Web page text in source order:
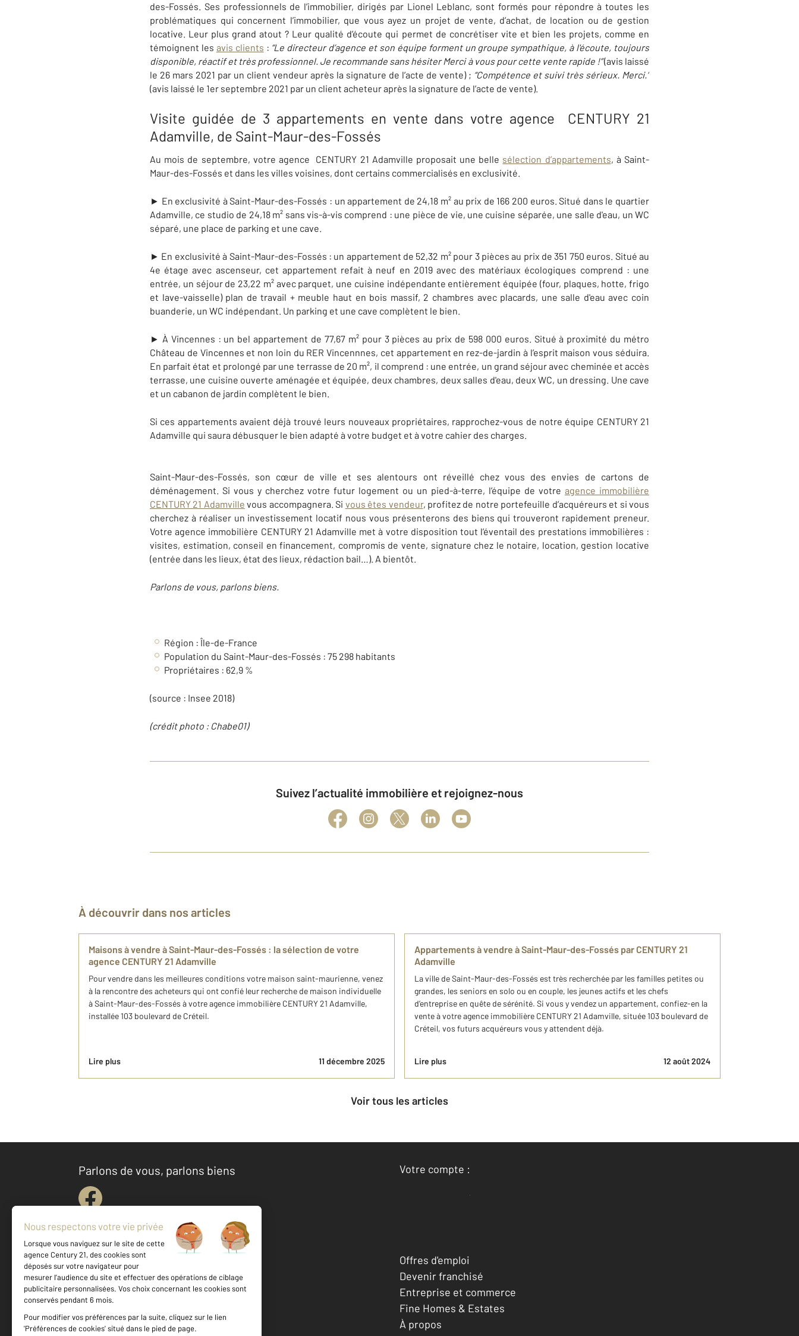
des-Fossés. Ses professionnels de l’immobilier, dirigés par Lionel Leblanc, sont formés pour répondre à toutes les
problématiques qui concernent l’immobilier, que vous ayez un projet de vente, d’achat, de location ou de gestion
locative. Leur plus grand atout ? Leur qualité d’écoute qui permet de concrétiser vite et bien les projets, comme en
témoignent les avis clients : “Le directeur d’agence et son équipe forment un groupe sympathique, à l'écoute, toujours
disponible, réactif et très professionnel. Je recommande sans hésiter Merci à vous pour cette vente rapide !”(avis laissé
le 26 mars 2021 par un client vendeur après la signature de l’acte de vente) ; “Compétence et suivi très sérieux. Merci.”
(avis laissé le 1er septembre 2021 par un client acheteur après la signature de l’acte de vente).
Visite guidée de 3 appartements en vente dans votre agence CENTURY 21
Adamville, de Saint-Maur-des-Fossés
Au mois de septembre, votre agence CENTURY 21 Adamville proposait une belle sélection d’appartements, à Saint-
Maur-des-Fossés et dans les villes voisines, dont certains commercialisés en exclusivité.
► En exclusivité à Saint-Maur-des-Fossés : un appartement de 24,18 m² au prix de 166 200 euros. Situé dans le quartier
Adamville, ce studio de 24,18 m² sans vis-à-vis comprend : une pièce de vie, une cuisine séparée, une salle d'eau, un WC
séparé, une place de parking et une cave.
► En exclusivité à Saint-Maur-des-Fossés : un appartement de 52,32 m² pour 3 pièces au prix de 351 750 euros. Situé au
4e étage avec ascenseur, cet appartement refait à neuf en 2019 avec des matériaux écologiques comprend : une
entrée, un séjour de 23,22 m² avec parquet, une cuisine indépendante entièrement équipée (four, plaques, hotte, frigo
et lave-vaisselle) plan de travail + meuble haut en bois massif, 2 chambres avec placards, une salle d'eau avec coin
buanderie, un WC indépendant. Un parking et une cave complètent le bien.
► À Vincennes : un bel appartement de 77,67 m² pour 3 pièces au prix de 598 000 euros. Situé à proximité du métro
Château de Vincennes et non loin du RER Vincennnes, cet appartement en rez-de-jardin à l’esprit maison vous séduira.
En parfait état et prolongé par une terrasse de 20 m², il comprend : une entrée, un grand séjour avec cheminée et accès
terrasse, une cuisine ouverte aménagée et équipée, deux chambres, deux salles d'eau, deux WC, un dressing. Une cave
et un cabanon de jardin complètent le bien.
Si ces appartements avaient déjà trouvé leurs nouveaux propriétaires, rapprochez-vous de notre équipe CENTURY 21
Adamville qui saura débusquer le bien adapté à votre budget et à votre cahier des charges.
Saint-Maur-des-Fossés, son cœur de ville et ses alentours ont réveillé chez vous des envies de cartons de
déménagement. Si vous y cherchez votre futur logement ou un pied-à-terre, l’équipe de votre agence immobilière
CENTURY 21 Adamville vous accompagnera. Si vous êtes vendeur, profitez de notre portefeuille d’acquéreurs et si vous
cherchez à réaliser un investissement locatif nous vous présenterons des biens qui trouveront rapidement preneur.
Votre agence immobilière CENTURY 21 Adamville met à votre disposition tout l’éventail des prestations immobilières :
visites, estimation, conseil en financement, compromis de vente, signature chez le notaire, location, gestion locative
(entrée dans les lieux, état des lieux, rédaction bail…). A bientôt.
Parlons de vous, parlons biens.
Région : Île-de-France
Population du Saint-Maur-des-Fossés : 75 298 habitants
Propriétaires : 62,9 %
(source : Insee 2018)
(crédit photo : Chabe01)
Suivez l’actualité immobilière et rejoignez-nous
À découvrir dans nos articles
Maisons à vendre à Saint-Maur-des-Fossés : la sélection de votre
agence CENTURY 21 Adamville
Pour vendre dans les meilleures conditions votre maison saint-maurienne, venez
à la rencontre des acheteurs qui ont confié leur recherche de maison individuelle
à Saint-Maur-des-Fossés à votre agence immobilière CENTURY 21 Adamville,
installée 103 boulevard de Créteil.
Lire plus 11 décembre 2025
Appartements à vendre à Saint-Maur-des-Fossés par CENTURY 21
Adamville
La ville de Saint-Maur-des-Fossés est très recherchée par les familles petites ou
grandes, les seniors en solo ou en couple, les jeunes actifs et les chefs
d’entreprise en quête de sérénité. Si vous y vendez un appartement, confiez-en la
vente à votre agence immobilière CENTURY 21 Adamville, située 103 boulevard de
Créteil, vos futurs acquéreurs vous y attendent déjà.
Lire plus 12 août 2024
Voir tous les articles
Parlons de vous, parlons biens
Votre compte :
Accéder à mon compte
Votre agence est notée
Achat
Offres d'emploi
Devenir franchisé
Entreprise et commerce
Fine Homes & Estates
À propos